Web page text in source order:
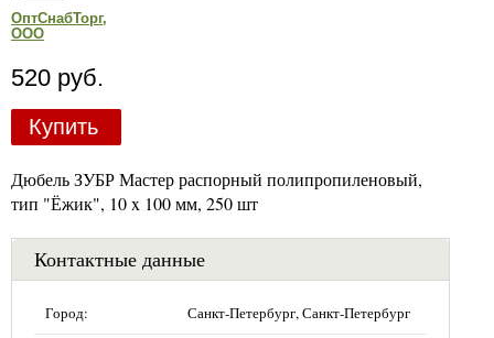
ОптСнабТорг,
ООО
520 руб.
Купить
Дюбель ЗУБР Мастер распорный полипропиленовый,
тип "Ёжик", 10 x 100 мм, 250 шт
Контактные данные
Город: Санкт-Петербург, Санкт-Петербург